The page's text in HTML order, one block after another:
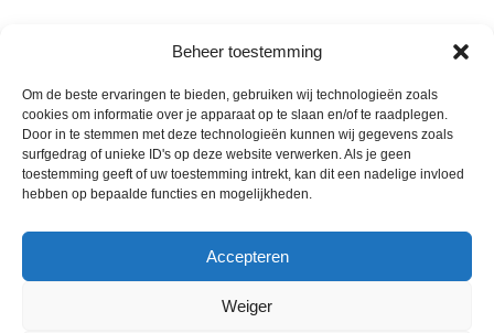
Beheer toestemming
Om de beste ervaringen te bieden, gebruiken wij technologieën zoals
cookies om informatie over je apparaat op te slaan en/of te raadplegen.
Door in te stemmen met deze technologieën kunnen wij gegevens zoals
surfgedrag of unieke ID's op deze website verwerken. Als je geen
toestemming geeft of uw toestemming intrekt, kan dit een nadelige invloed
hebben op bepaalde functies en mogelijkheden.
Accepteren
Weiger
Modelonderzoek
Inbreuk op model
Soorten modellen
Beschermingsgebied modellen